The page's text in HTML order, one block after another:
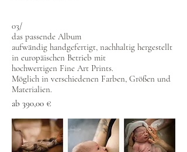
03/
das passende Album
aufwändig handgefertigt, nachhaltig hergestellt
in europäischen Betrieb mit
hochwertigen Fine Art Prints.
Möglich in verschiedenen Farben, Größen und
Materialien.
ab 390,00 €